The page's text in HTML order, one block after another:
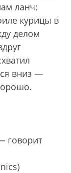
ланч:
курицы в
делом
вниз —
говорит